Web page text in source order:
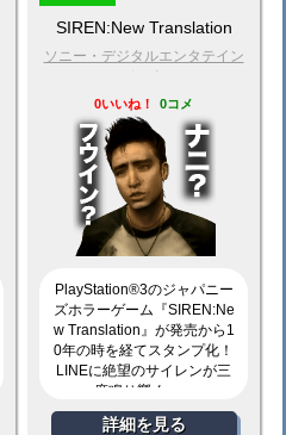
SIREN:New Translation
ソニー・デジタルエンタテイン
メント
0いいね！ 0コメ
PlayStation®3のジャパニー
ズホラーゲーム『SIREN:Ne
w Translation』が発売から1
0年の時を経てスタンプ化！
LINEに絶望のサイレンが三
度鳴り響く……
詳細を見る